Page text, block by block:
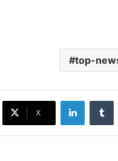
top-
X
LinkedIn